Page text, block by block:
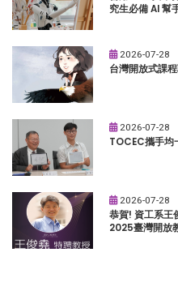
究生必備 AI
2026-07-28
台灣開放式課
2026-07-28
TOCEC攜手均
2026-07-28
恭賀! 資工系王
2025臺灣開放